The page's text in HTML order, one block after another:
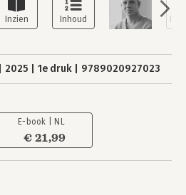
2025 1e druk 9789020927023
E-book | NL
€ 21,99